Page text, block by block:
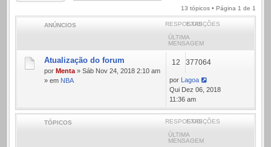
13 tópicos • Página 1 de 1
ANÚNCIOS RESPOSTASEXIBIÇÕES
ÚLTIMA
MENSAGEM
Atualização do forum
por Menta » Sáb Nov 24, 2018 2:10 am
» em NBA
12 377064
por Lagoa
Qui Dez 06, 2018
11:36 am
TÓPICOS RESPOSTASEXIBIÇÕES
ÚLTIMA
MENSAGEM